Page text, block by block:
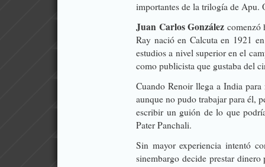
importantes de la trilogía de Apu.
Juan Carlos González comenzó
Ray nació en Calcuta en 1921
estudios a nivel superior en el
como publicista que gustaba del
Cuando Renoir llega a India para
aunque no pudo trabajar para él,
escribir un guión de lo que
Pater Panchali.
Sin mayor experiencia intentó
sinembargo decide prestar